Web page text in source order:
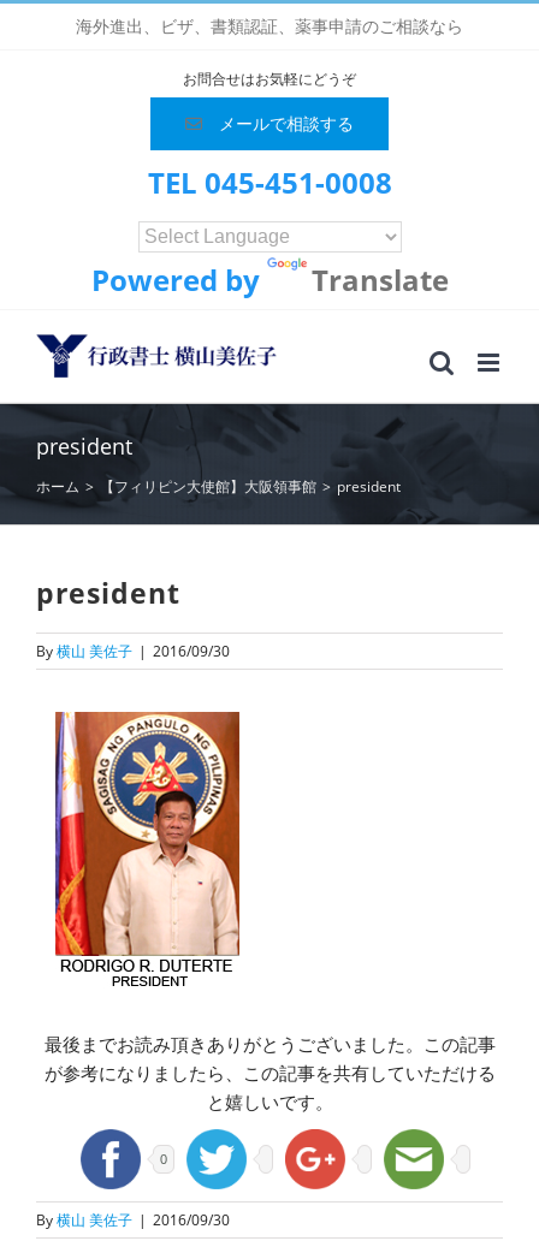
海外進出、ビザ、書類認証、薬事申請のご相談なら
お問合せはお気軽にどうぞ
メールで相談する
TEL 045-451-0008
Powered by Translate
president
ホーム > 【フィリピン大使館】大阪領事館 > president
president
By横山 美佐子 | 2016/09/30
最後までお読み頂きありがとうございました。この記事
が参考になりましたら、この記事を共有していただける
と嬉しいです。
0
By横山 美佐子 | 2016/09/30